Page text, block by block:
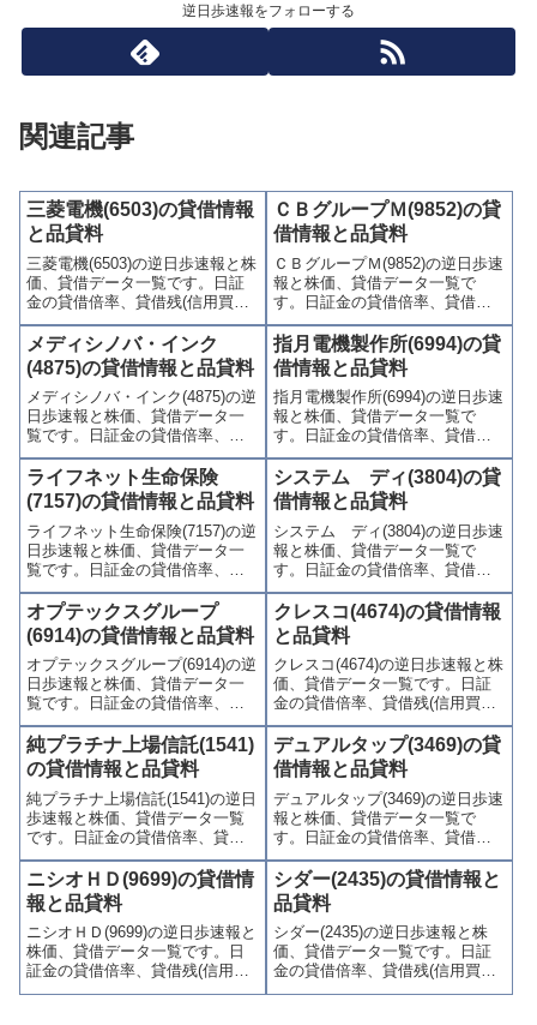
逆日歩速報をフォローする
関連記事
三菱電機(6503)の貸借情報
と品貸料
三菱電機(6503)の逆日歩速報と株
価、貸借データ一覧です。日証
金の貸借倍率、貸借残(信用買
残、信用売残)、品貸料(逆日
歩)、東証の週末残高、規制(注意
喚起・申込停止)など、空売り関
連情報を集計し、図解でわかり
やすくまとめて掲載していま
す。
ＣＢグループＭ(9852)の貸
借情報と品貸料
ＣＢグループＭ(9852)の逆日歩速
報と株価、貸借データ一覧で
す。日証金の貸借倍率、貸借残
(信用買残、信用売残)、品貸料
(逆日歩)、東証の週末残高、規制
(注意喚起・申込停止)など、空売
り関連情報を集計し、図解でわ
かりやすくまとめて掲載してい
ます。
メディシノバ・インク
(4875)の貸借情報と品貸料
メディシノバ・インク(4875)の逆
日歩速報と株価、貸借データ一
覧です。日証金の貸借倍率、貸
借残(信用買残、信用売残)、品貸
料(逆日歩)、東証の週末残高、規
制(注意喚起・申込停止)など、空
売り関連情報を集計し、図解で
わかりやすくまとめて掲載して
います。
指月電機製作所(6994)の貸
借情報と品貸料
指月電機製作所(6994)の逆日歩速
報と株価、貸借データ一覧で
す。日証金の貸借倍率、貸借残
(信用買残、信用売残)、品貸料
(逆日歩)、東証の週末残高、規制
(注意喚起・申込停止)など、空売
り関連情報を集計し、図解でわ
かりやすくまとめて掲載してい
ます。
ライフネット生命保険
(7157)の貸借情報と品貸料
ライフネット生命保険(7157)の逆
日歩速報と株価、貸借データ一
覧です。日証金の貸借倍率、貸
借残(信用買残、信用売残)、品貸
料(逆日歩)、東証の週末残高、規
制(注意喚起・申込停止)など、空
売り関連情報を集計し、図解で
わかりやすくまとめて掲載して
います。
システム ディ(3804)の貸
借情報と品貸料
システム ディ(3804)の逆日歩速
報と株価、貸借データ一覧で
す。日証金の貸借倍率、貸借残
(信用買残、信用売残)、品貸料
(逆日歩)、東証の週末残高、規制
(注意喚起・申込停止)など、空売
り関連情報を集計し、図解でわ
かりやすくまとめて掲載してい
ます。
オプテックスグループ
(6914)の貸借情報と品貸料
オプテックスグループ(6914)の逆
日歩速報と株価、貸借データ一
覧です。日証金の貸借倍率、貸
借残(信用買残、信用売残)、品貸
料(逆日歩)、東証の週末残高、規
制(注意喚起・申込停止)など、空
売り関連情報を集計し、図解で
わかりやすくまとめて掲載して
います。
クレスコ(4674)の貸借情報
と品貸料
クレスコ(4674)の逆日歩速報と株
価、貸借データ一覧です。日証
金の貸借倍率、貸借残(信用買
残、信用売残)、品貸料(逆日
歩)、東証の週末残高、規制(注意
喚起・申込停止)など、空売り関
連情報を集計し、図解でわかり
やすくまとめて掲載していま
す。
純プラチナ上場信託(1541)
の貸借情報と品貸料
純プラチナ上場信託(1541)の逆日
歩速報と株価、貸借データ一覧
です。日証金の貸借倍率、貸借
残(信用買残、信用売残)、品貸料
(逆日歩)、東証の週末残高、規制
(注意喚起・申込停止)など、空売
り関連情報を集計し、図解でわ
かりやすくまとめて掲載してい
ます。
デュアルタップ(3469)の貸
借情報と品貸料
デュアルタップ(3469)の逆日歩速
報と株価、貸借データ一覧で
す。日証金の貸借倍率、貸借残
(信用買残、信用売残)、品貸料
(逆日歩)、東証の週末残高、規制
(注意喚起・申込停止)など、空売
り関連情報を集計し、図解でわ
かりやすくまとめて掲載してい
ます。
ニシオＨＤ(9699)の貸借情
報と品貸料
ニシオＨＤ(9699)の逆日歩速報と
株価、貸借データ一覧です。日
証金の貸借倍率、貸借残(信用買
残、信用売残)、品貸料(逆日
シダー(2435)の貸借情報と
品貸料
シダー(2435)の逆日歩速報と株
価、貸借データ一覧です。日証
金の貸借倍率、貸借残(信用買
残、信用売残)、品貸料(逆日